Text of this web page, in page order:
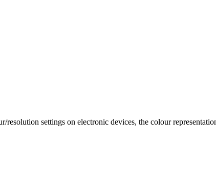
settings on electronic devices, the colour